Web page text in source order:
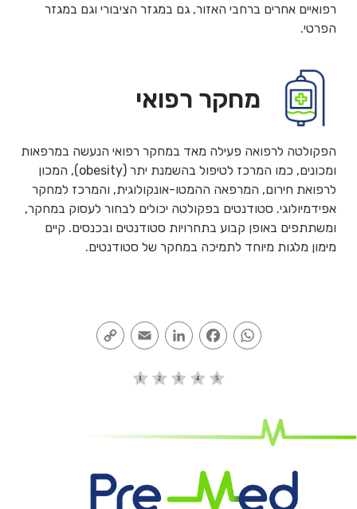
רפואיים אחרים ברחבי האזור, גם במגזר הציבורי וגם במגזר
הפרטי.
מחקר רפואי
הפקולטה לרפואה פעילה מאד במחקר רפואי הנעשה במרפאות
ומכונים, כמו המרכז לטיפול בהשמנת יתר (obesity), המכון
לרפואת חירום, המרפאה ההמטו-אונקולוגית, והמרכז למחקר
אפידמיולוגי. סטודנטים בפקולטה יכולים לבחור לעסוק במחקר,
ומשתתפים באופן קבוע בתחרויות סטודנטים ובכנסים. קיים
מימון מלגות מיוחד לתמיכה במחקר של סטודנטים.
WhatsApp
Facebook
LinkedIn
Email